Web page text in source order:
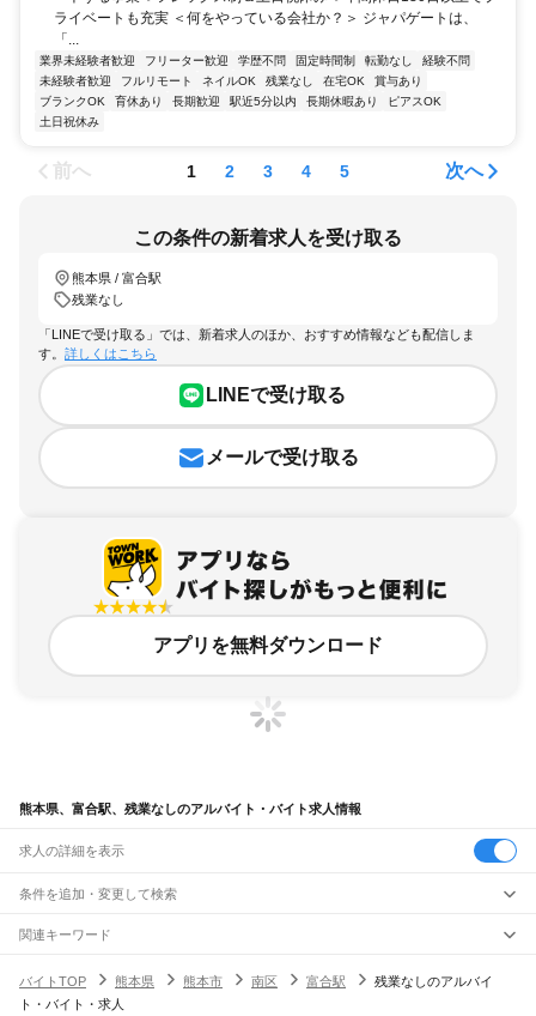
ライベートも充実 ＜何をやっている会社か？＞ ジャパゲートは、
「...
業界未経験者歓迎 フリーター歓迎 学歴不問 固定時間制 転勤なし
経験不問
未経験者歓迎
フルリモート ネイルOK 残業なし 在宅OK
賞与あり
ブランクOK
育休あり 長期歓迎 駅近5分以内 長期休暇あり
ピアスOK
土日祝休み
前へ 1 2 3 4 5 次へ
この条件の新着求人を受け取る
熊本県 / 富合駅
残業なし
「LINEで受け取る」では、新着求人のほか、おすすめ情報なども配信しま
す。 詳しくはこちら
LINEで受け取る
メールで受け取る
アプリを無料ダウンロード
熊本県、富合駅、残業なしのアルバイト・バイト求人情報
求人の詳細を表示
条件を追加・変更して検索
市区町村を追加・変更
熊本県すべて
熊本市 すべて
駅を追加・変更
関連キーワード
バイトTOP
熊本県 熊本市 南区 富合駅
残業なしのアルバイ
ト・バイト・求人